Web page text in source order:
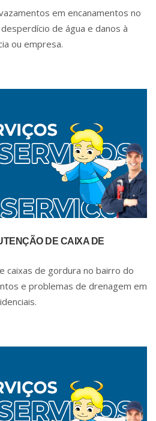
em encanamentos no
de água e danos à
ou empresa.
DE CAIXA DE
caixas de gordura no bairro do
e problemas de drenagem em